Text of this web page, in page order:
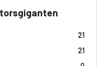
21
21